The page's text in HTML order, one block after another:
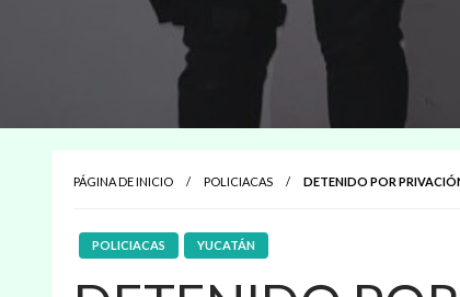
PÁGINA DE INICIO POLICIACAS DETENIDO POR
POLICIACAS YUCATÁN